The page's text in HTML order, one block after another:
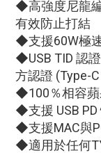
◆高強度尼龍
有效防止打結
◆支援60W極
◆USB TID 認
方認證 (Type-
◆100％相容蘋
◆支援 USB
◆支援MAC與
◆適用於任何